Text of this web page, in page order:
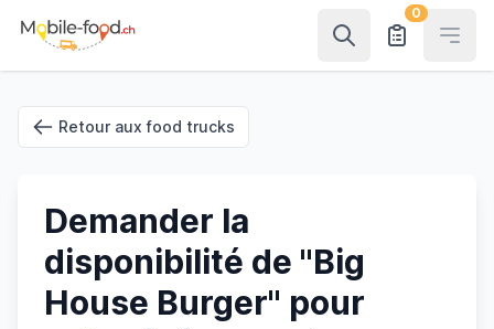
0
Retour aux food trucks
Demander la
disponibilité de "Big
House Burger" pour